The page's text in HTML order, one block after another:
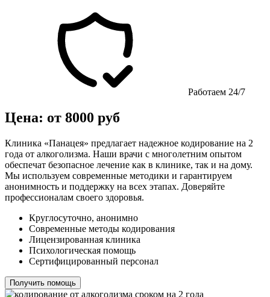
Работаем 24/7
Цена: от 8000 руб
Клиника «Панацея» предлагает надежное кодирование на 2
года от алкоголизма. Наши врачи с многолетним опытом
обеспечат безопасное лечение как в клинике, так и на дому.
Мы используем современные методики и гарантируем
анонимность и поддержку на всех этапах. Доверяйте
профессионалам своего здоровья.
Круглосуточно, анонимно
Современные методы кодирования
Лицензированная клиника
Психологическая помощь
Сертифицированный персонал
Получить помощь